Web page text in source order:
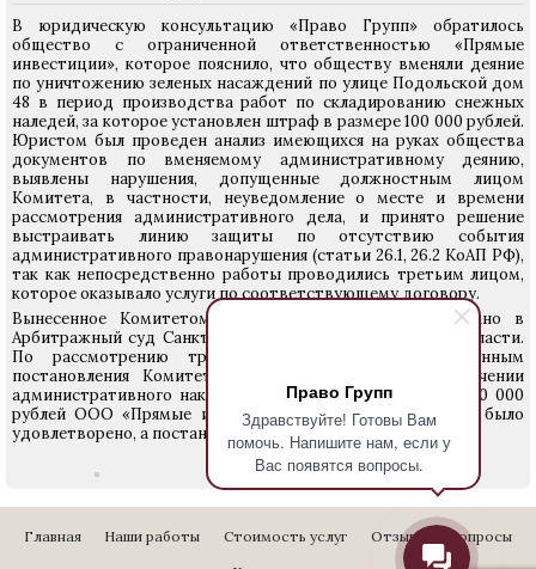
Право Групп
Здравствуйте! Готовы Вам
помочь. Напишите нам, если у
Вас появятся вопросы.
В юридическую консультацию «Право Групп» обратилось
общество с ограниченной ответственностью «Прямые
инвестиции», которое пояснило, что обществу вменяли деяние
по уничтожению зеленых насаждений по улице Подольской дом
48 в период производства работ по складированию снежных
наледей, за которое установлен штраф в размере 100 000 рублей.
Юристом был проведен анализ имеющихся на руках общества
документов по вменяемому административному деянию,
выявлены нарушения, допущенные должностным лицом
Комитета, в частности, неуведомление о месте и времени
рассмотрения административного дела, и принято решение
выстраивать линию защиты по отсутствию события
административного правонарушения (статьи 26.1, 26.2 КоАП РФ),
так как непосредственно работы проводились третьим лицом,
которое оказывало услуги по соответствующему договору.
Вынесенное Комитетом постановление было обжаловано в
Арбитражный суд Санкт-Петербурга и Ленинградской области.
По рассмотрению требований о признании незаконным
постановления Комитета по благоустройству о назначении
административного наказания виде штрафа в размере 100 000
рублей ООО «Прямые инвестиции», поданное заявление было
удовлетворено, а постановление признано незаконным.
Главная Наши работы Стоимость услуг Отзывы
Вопросы